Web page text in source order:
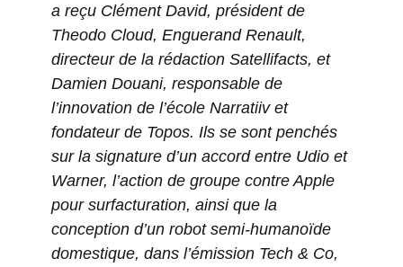
a reçu Clément David, président de
Theodo Cloud, Enguerand Renault,
directeur de la rédaction Satellifacts, et
Damien Douani, responsable de
l’innovation de l’école Narratiiv et
fondateur de Topos. Ils se sont penchés
sur la signature d’un accord entre Udio et
Warner, l’action de groupe contre Apple
pour surfacturation, ainsi que la
conception d’un robot semi-humanoïde
domestique, dans l’émission Tech & Co,